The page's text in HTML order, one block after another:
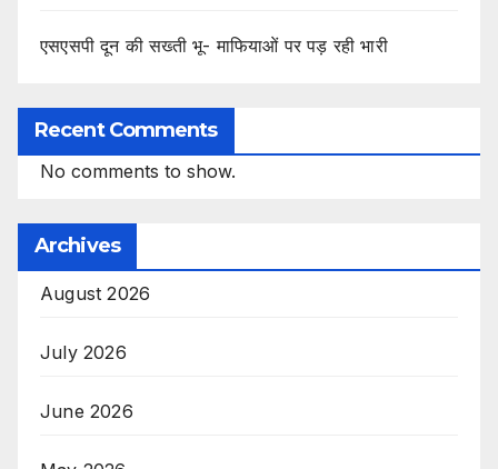
एसएसपी दून की सख्ती भू- माफियाओं पर पड़ रही भारी
Recent Comments
No comments to show.
Archives
August 2026
July 2026
June 2026